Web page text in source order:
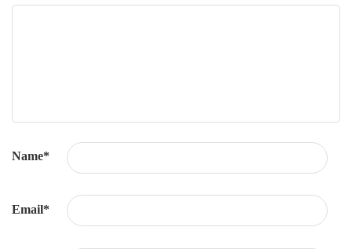
Name*
Email*